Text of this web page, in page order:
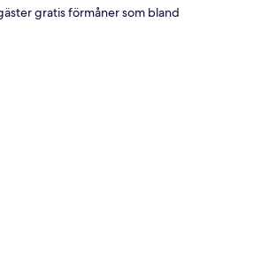
gratis förmåner som bland